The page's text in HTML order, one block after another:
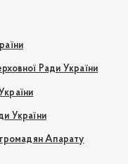
Ради України
України
громадян Апарату